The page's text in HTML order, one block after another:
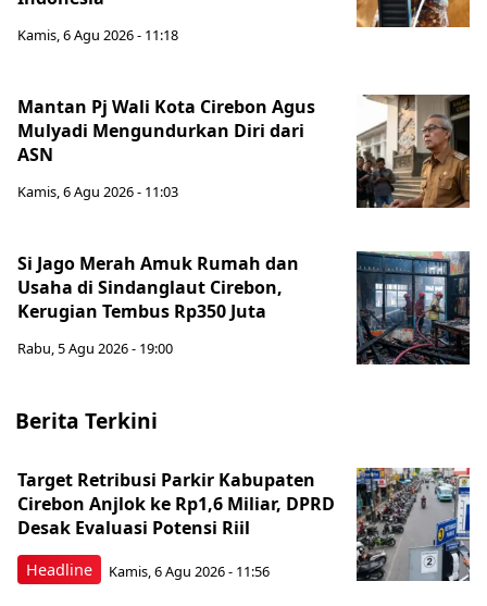
Kamis, 6 Agu 2026 - 11:18
Mantan Pj Wali Kota Cirebon Agus
Mulyadi Mengundurkan Diri dari
ASN
Kamis, 6 Agu 2026 - 11:03
Si Jago Merah Amuk Rumah dan
Usaha di Sindanglaut Cirebon,
Kerugian Tembus Rp350 Juta
Rabu, 5 Agu 2026 - 19:00
Berita Terkini
Headline
Target Retribusi Parkir Kabupaten
Cirebon Anjlok ke Rp1,6 Miliar, DPRD
Desak Evaluasi Potensi Riil
Kamis, 6 Agu 2026 - 11:56